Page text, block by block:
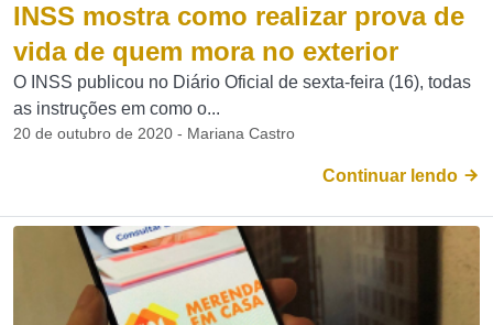
INSS mostra como realizar prova de
vida de quem mora no exterior
O INSS publicou no Diário Oficial de sexta-feira (16), todas
as instruções em como o...
20 de outubro de 2020 - Mariana Castro
Continuar lendo